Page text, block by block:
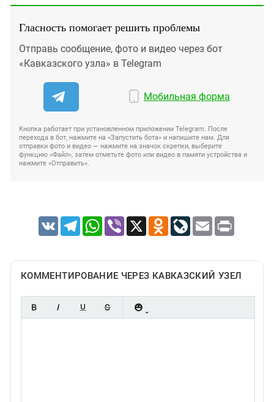
Гласность помогает решить проблемы
Отправь сообщение, фото и видео через бот
«Кавказского узла» в Telegram
Мобильная форма
Кнопка работает при установленном приложении Telegram. После
перехода в бот, нажмите на «Запустить бота» и напишите нам. Для
отправки фото и видео — нажмите на значок скрепки, выберите
функцию «Файл», затем отметьте фото или видео в памяти устройства и
нажмите «Отправить».
VK TelegramWhatsApp
Viber X Odnoklassniki
LiveJournal
Email Print
КОММЕНТИРОВАНИЕ ЧЕРЕЗ КАВКАЗСКИЙ УЗЕЛ